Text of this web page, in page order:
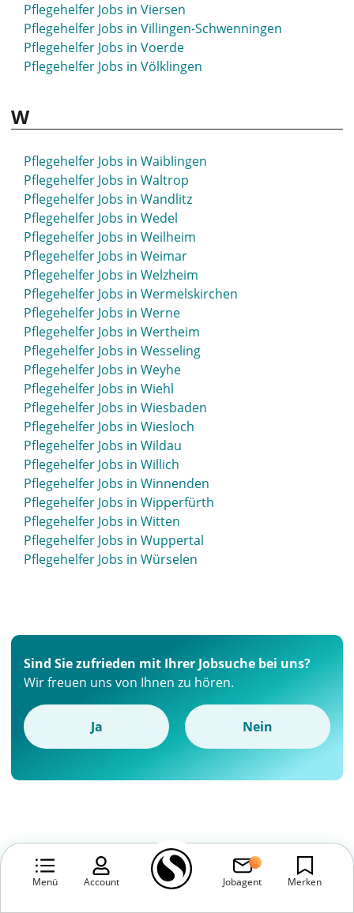
Pflegehelfer Jobs in Viersen
Pflegehelfer Jobs in Villingen-Schwenningen
Pflegehelfer Jobs in Voerde
Pflegehelfer Jobs in Völklingen
W
Pflegehelfer Jobs in Waiblingen
Pflegehelfer Jobs in Waltrop
Pflegehelfer Jobs in Wandlitz
Pflegehelfer Jobs in Wedel
Pflegehelfer Jobs in Weilheim
Pflegehelfer Jobs in Weimar
Pflegehelfer Jobs in Welzheim
Pflegehelfer Jobs in Wermelskirchen
Pflegehelfer Jobs in Werne
Pflegehelfer Jobs in Wertheim
Pflegehelfer Jobs in Wesseling
Pflegehelfer Jobs in Weyhe
Pflegehelfer Jobs in Wiehl
Pflegehelfer Jobs in Wiesbaden
Pflegehelfer Jobs in Wiesloch
Pflegehelfer Jobs in Wildau
Pflegehelfer Jobs in Willich
Pflegehelfer Jobs in Winnenden
Pflegehelfer Jobs in Wipperfürth
Pflegehelfer Jobs in Witten
Pflegehelfer Jobs in Wuppertal
Pflegehelfer Jobs in Würselen
Menü Account Jobagent Merken
Sind Sie zufrieden mit Ihrer Jobsuche bei uns?
Wir freuen uns von Ihnen zu hören.
Ja Nein